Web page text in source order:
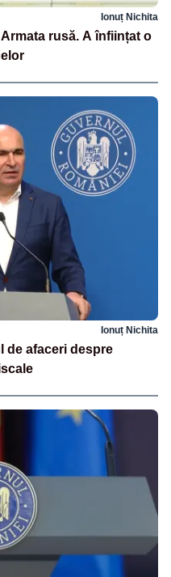
Ionuț Nichita
rusă. A înființat o
Ionuț Nichita
de afaceri despre